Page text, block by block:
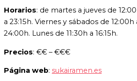
Horarios: de martes a jueves de
a 23:15h. Viernes y sábados de
24:00h. Lunes de 11:30h a 16:15h.
Precios: €€ – €€€
Página web: sukairamen.es